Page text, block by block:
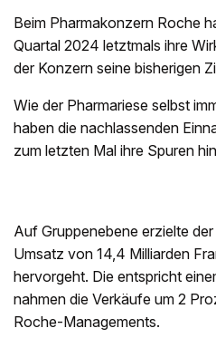
Beim Pharmakonzern Roche
Quartal 2024 letztmals ihre
der Konzern seine bisherigen
Wie der Pharmariese selbst
haben die nachlassenden
zum letzten Mal ihre Spuren
Auf Gruppenebene erzielte
Umsatz von 14,4 Milliarden
hervorgeht. Die entspricht
nahmen die Verkäufe um 2
Roche-Managements.